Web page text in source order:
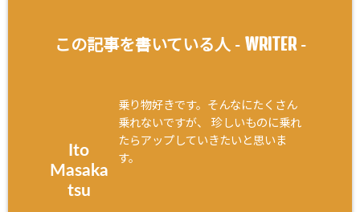
この記事を書いている人 - WRITER-
Ito
Masaka
tsu
乗り物好きです。そんなにたくさん
乗れないですが、 珍しいものに乗れ
たらアップしていきたいと思いま
す。